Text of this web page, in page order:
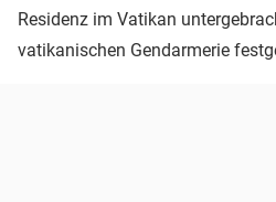
Residenz im Vatikan
vatikanischen Gendarmerie